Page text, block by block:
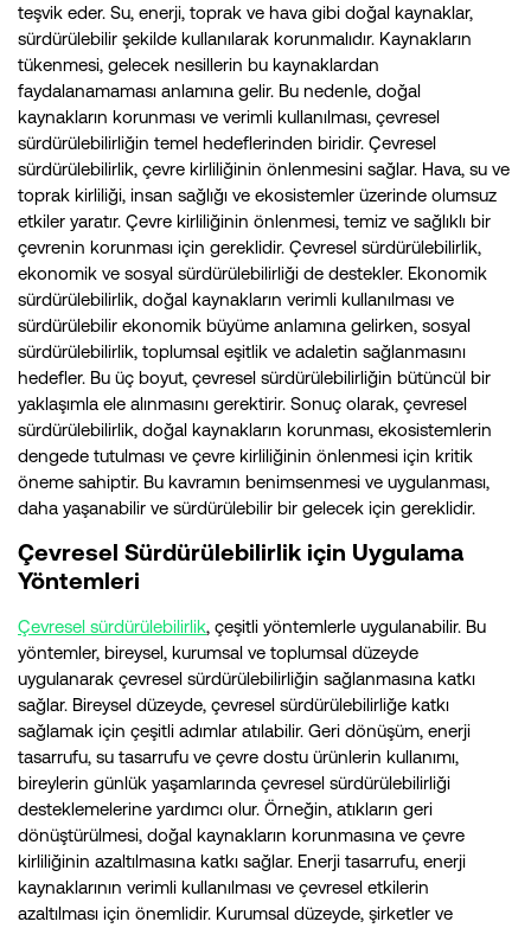
teşvik eder. Su, enerji, toprak ve hava gibi doğal kaynaklar,
sürdürülebilir şekilde kullanılarak korunmalıdır. Kaynakların
tükenmesi, gelecek nesillerin bu kaynaklardan
faydalanamaması anlamına gelir. Bu nedenle, doğal
kaynakların korunması ve verimli kullanılması, çevresel
sürdürülebilirliğin temel hedeflerinden biridir. Çevresel
sürdürülebilirlik, çevre kirliliğinin önlenmesini sağlar. Hava, su ve
toprak kirliliği, insan sağlığı ve ekosistemler üzerinde olumsuz
etkiler yaratır. Çevre kirliliğinin önlenmesi, temiz ve sağlıklı bir
çevrenin korunması için gereklidir. Çevresel sürdürülebilirlik,
ekonomik ve sosyal sürdürülebilirliği de destekler. Ekonomik
sürdürülebilirlik, doğal kaynakların verimli kullanılması ve
sürdürülebilir ekonomik büyüme anlamına gelirken, sosyal
sürdürülebilirlik, toplumsal eşitlik ve adaletin sağlanmasını
hedefler. Bu üç boyut, çevresel sürdürülebilirliğin bütüncül bir
yaklaşımla ele alınmasını gerektirir. Sonuç olarak, çevresel
sürdürülebilirlik, doğal kaynakların korunması, ekosistemlerin
dengede tutulması ve çevre kirliliğinin önlenmesi için kritik
öneme sahiptir. Bu kavramın benimsenmesi ve uygulanması,
daha yaşanabilir ve sürdürülebilir bir gelecek için gereklidir.
Çevresel Sürdürülebilirlik için Uygulama
Yöntemleri
Çevresel sürdürülebilirlik, çeşitli yöntemlerle uygulanabilir. Bu
yöntemler, bireysel, kurumsal ve toplumsal düzeyde
uygulanarak çevresel sürdürülebilirliğin sağlanmasına katkı
sağlar. Bireysel düzeyde, çevresel sürdürülebilirliğe katkı
sağlamak için çeşitli adımlar atılabilir. Geri dönüşüm, enerji
tasarrufu, su tasarrufu ve çevre dostu ürünlerin kullanımı,
bireylerin günlük yaşamlarında çevresel sürdürülebilirliği
desteklemelerine yardımcı olur. Örneğin, atıkların geri
dönüştürülmesi, doğal kaynakların korunmasına ve çevre
kirliliğinin azaltılmasına katkı sağlar. Enerji tasarrufu, enerji
kaynaklarının verimli kullanılması ve çevresel etkilerin
azaltılması için önemlidir. Kurumsal düzeyde, şirketler ve